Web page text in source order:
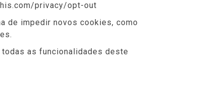
privacy/opt-out
de impedir novos cookies, como
todas as funcionalidades deste